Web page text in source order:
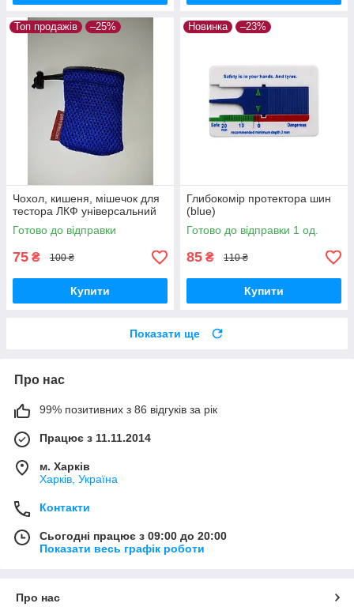
Топ продажів –25%
Чохол, кишеня, мішечок для
тестора ЛКФ універсальний
Готово до відправки
75 ₴ 100 ₴
Купити
Новинка –23%
Глибокомір протектора шин
(blue)
Готово до відправки 1 од.
85 ₴ 110 ₴
Купити
Показати ще
Про нас
99% позитивних з 86 відгуків за рік
Працює з 11.11.2014
м. Харків
Харків, Україна
Контакти
Сьогодні працює з 09:00 до 20:00
Показати весь графік роботи
Про нас